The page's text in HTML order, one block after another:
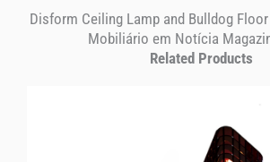
Disform Ceiling Lamp and Bulldog
Mobiliário em Notícia
Related Products